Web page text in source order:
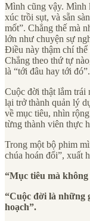
Mình cũng vậy. Mình
xúc trồi sụt, và sẵn
mốt”. Chẳng thế mà
lớn như chuyện sự
Điều này thậm chí thể
Chẳng theo thứ tự
là “tới đâu hay tới đó”.
Cuộc đời thật lắm trái
lại trở thành quản lý
về mục tiêu, nhìn
từng thành viên thực
Trong một bộ phim
chúa hoán đổi”, xuất
“Mục tiêu mà
“Cuộc đời là những
hoạch”.